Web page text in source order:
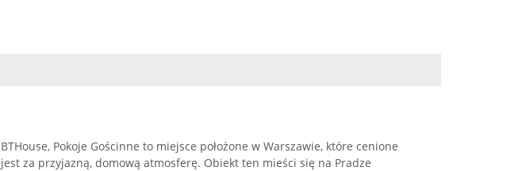
BTHouse, Pokoje Gościnne to miejsce położone w Warszawie, które cenione
jest za przyjazną, domową atmosferę. Obiekt ten mieści się na Pradze